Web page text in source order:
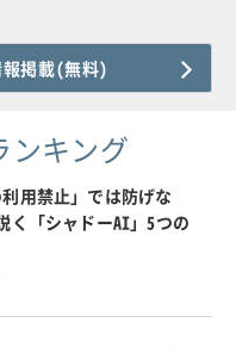
報掲載(無料)
ンキング
利用禁止」では防げな
く「シャドーAI」5つの